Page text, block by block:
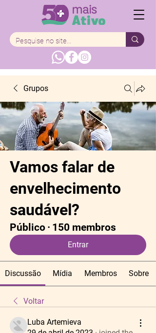
Grupos
Vamos falar de
envelhecimento
saudável?
Público · 150 membros
Entrar
Discussão Mídia Membros Sobre
Voltar
Luba Artemieva